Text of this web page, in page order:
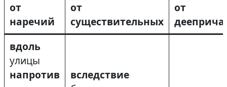
от
наречий
от
существительных
от
вдоль
улицы
напротив
вследствие